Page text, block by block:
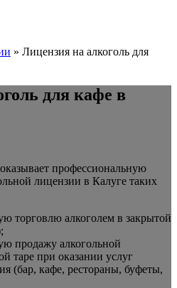
» Лицензия на алкоголь для
для кафе в
профессиональную
лицензии в Калуге таких
торговлю алкоголем в закрытой
продажу алкогольной
таре при оказании услуг
(бар, кафе, рестораны, буфеты,